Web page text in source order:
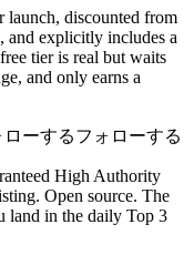
launch, discounted from
and explicitly includes a
tier is real but waits
and only earns a
ローするフォローする
High Authority
Open source. The
land in the daily Top 3